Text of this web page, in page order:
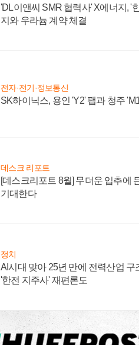
'DL이앤씨 SMR 협력사' X에너지, '
지와 우라늄 계약 체결
전자·전기·정보통신
SK하이닉스, 용인 'Y2' 팹과 청주
데스크 리포트
[데스크리포트 8월] 무더운 입추에
기대한다
정치
AI시대 맞아 25년 만에 전력산업 구
'한전 지주사' 재편론도